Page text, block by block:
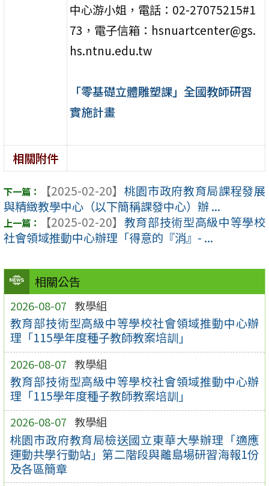
相關公告
2026-08-07 教學組
教育部技術型高級中等學校社會領域推動中心辦
理「115學年度種子教師教案培訓」
2026-08-07 教學組
教育部技術型高級中等學校社會領域推動中心辦
理「115學年度種子教師教案培訓」
2026-08-07 教學組
桃園市政府教育局檢送國立東華大學辦理「適應
運動共學行動站」第二階段與離島場研習海報1份
及各區簡章
中心游小姐，電話：02-27075215#1
73，電子信箱：hsnuartcenter@gs.
hs.ntnu.edu.tw
「零基礎立體雕塑課」全國教師研習
實施計畫
相關附件
【2025-02-20】 桃園市政府教育局課程發展
與精緻教學中心（以下簡稱課發中心）辦 ...
【2025-02-20】 教育部技術型高級中等學校
社會領域推動中心辦理「得意的『消』- ...